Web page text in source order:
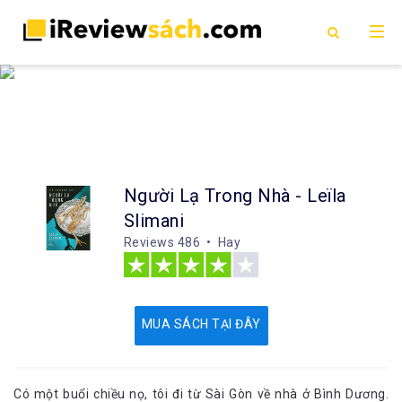
Người Lạ Trong Nhà - Leïla
Slimani
Reviews 486 • Hay
MUA SÁCH TẠI ĐÂY
Có một buổi chiều nọ, tôi đi từ Sài Gòn về nhà ở Bình Dương.